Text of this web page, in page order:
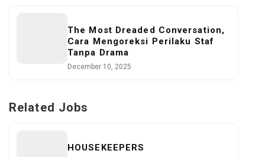
The Most Dreaded Conversation,
Cara Mengoreksi Perilaku Staf
Tanpa Drama
December 10, 2025
Related Jobs
HOUSEKEEPERS